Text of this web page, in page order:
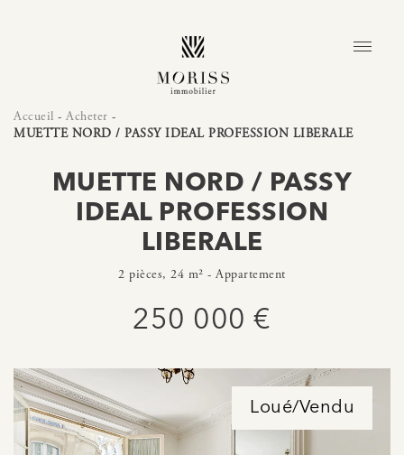
Accueil - Acheter -
MUETTE NORD / PASSY IDEAL PROFESSION LIBERALE
MUETTE NORD / PASSY
IDEAL PROFESSION
LIBERALE
2 pièces, 24 m² - Appartement
250 000 €
Loué/Vendu